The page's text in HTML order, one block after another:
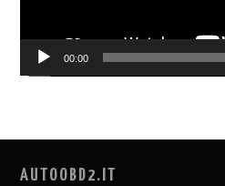
00:00
AUTOOBD2.IT